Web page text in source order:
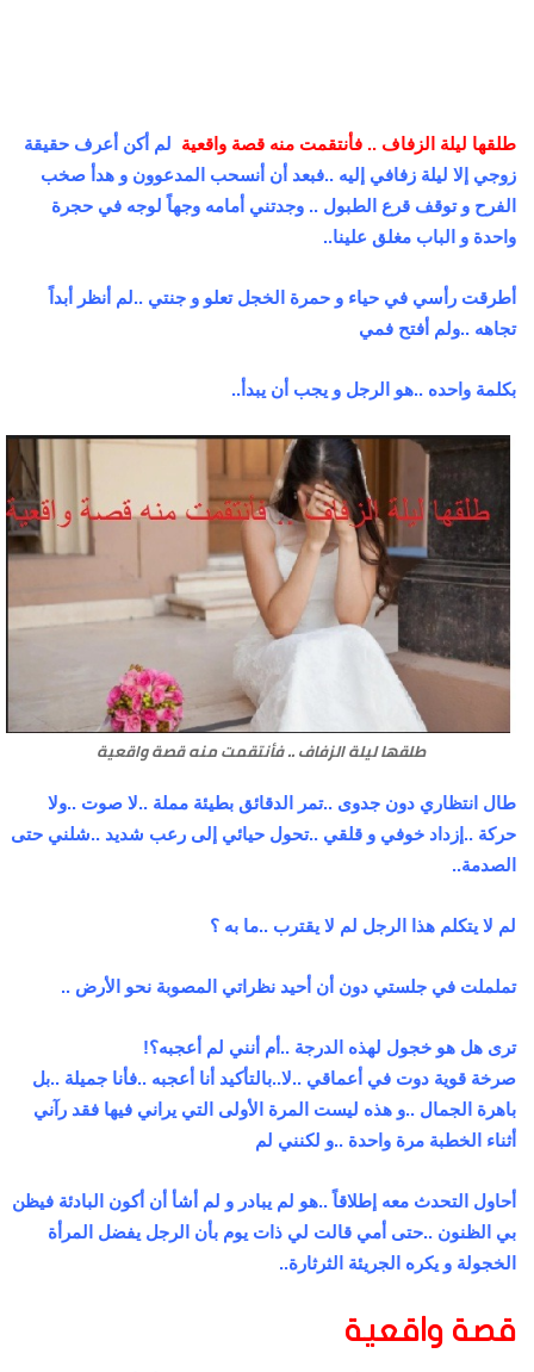
طلقها ليلة الزفاف .. فأنتقمت منه قصة واقعية لم أكن أعرف حقيقة
زوجي إلا ليلة زفافي إليه ..فبعد أن أنسحب المدعوون و هدأ صخب
الفرح و توقف قرع الطبول .. وجدتني أمامه وجهاً لوجه في حجرة
واحدة و الباب مغلق علينا..
أطرقت رأسي في حياء و حمرة الخجل تعلو و جنتي ..لم أنظر أبداً
تجاهه ..ولم أفتح فمي
بكلمة واحده ..هو الرجل و يجب أن يبدأ..
طلقها ليلة الزفاف .. فأنتقمت منه قصة واقعية
طال انتظاري دون جدوى ..تمر الدقائق بطيئة مملة ..لا صوت ..ولا
حركة ..إزداد خوفي و قلقي ..تحول حيائي إلى رعب شديد ..شلني حتى
الصدمة..
لم لا يتكلم هذا الرجل لم لا يقترب ..ما به ؟
تململت في جلستي دون أن أحيد نظراتي المصوبة نحو الأرض ..
ترى هل هو خجول لهذه الدرجة ..أم أنني لم أعجبه؟!
صرخة قوية دوت في أعماقي ..لا..بالتأكيد أنا أعجبه ..فأنا جميلة ..بل
باهرة الجمال ..و هذه ليست المرة الأولى التي يراني فيها فقد رآني
أثناء الخطبة مرة واحدة ..و لكنني لم
أحاول التحدث معه إطلاقاً ..هو لم يبادر و لم أشأ أن أكون البادئة فيظن
بي الظنون ..حتى أمي قالت لي ذات يوم بأن الرجل يفضل المرأة
الخجولة و يكره الجريئة الثرثارة..
قصة واقعية